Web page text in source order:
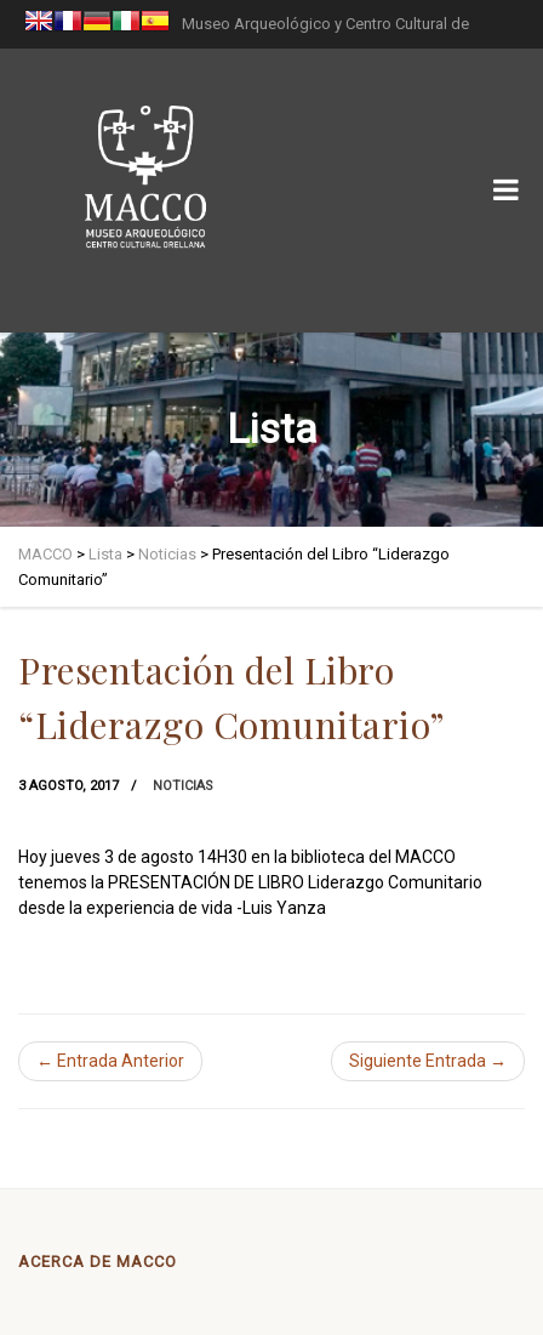
Museo Arqueológico y Centro Cultural de
Lista
MACCO > Lista > Noticias > Presentación del Libro “Liderazgo
Comunitario”
Presentación del Libro
“Liderazgo Comunitario”
3 AGOSTO, 2017 NOTICIAS
Hoy jueves 3 de agosto 14H30 en la biblioteca del MACCO
tenemos la PRESENTACIÓN DE LIBRO Liderazgo Comunitario
desde la experiencia de vida -Luis Yanza
← Entrada Anterior Siguiente Entrada →
ACERCA DE MACCO